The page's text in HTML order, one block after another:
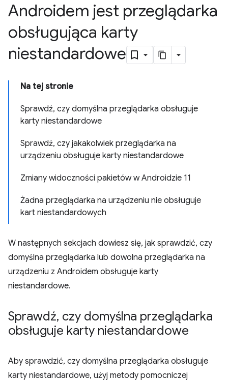
Androidem jest przeglądarka
obsługująca karty
niestandardowe
Na tej stronie
Sprawdź, czy domyślna przeglądarka obsługuje
karty niestandardowe
Sprawdź, czy jakakolwiek przeglądarka na
urządzeniu obsługuje karty niestandardowe
Zmiany widoczności pakietów w Androidzie 11
Żadna przeglądarka na urządzeniu nie obsługuje
kart niestandardowych
W następnych sekcjach dowiesz się, jak sprawdzić, czy
domyślna przeglądarka lub dowolna przeglądarka na
urządzeniu z Androidem obsługuje karty
niestandardowe.
Sprawdź, czy domyślna przeglądarka
obsługuje karty niestandardowe
Aby sprawdzić, czy domyślna przeglądarka obsługuje
karty niestandardowe, użyj metody pomocniczej